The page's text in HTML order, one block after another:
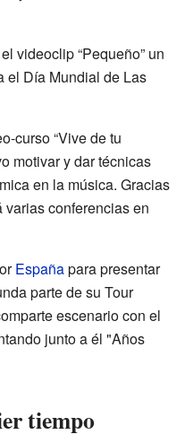
videoclip “Pequeño” un
el Día Mundial de Las
curso “Vive de tu
motivar y dar técnicas
en la música. Gracias
conferencias en
Españapara presentar
parte de su Tour
escenario con el
junto a él "Años
tiempo